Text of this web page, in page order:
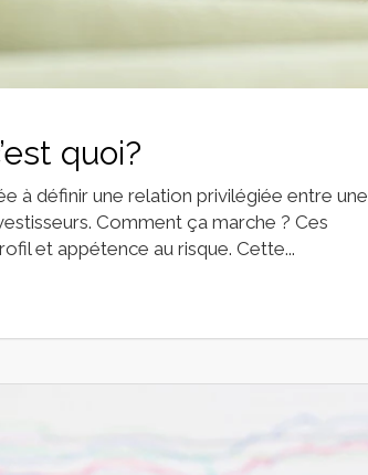
quoi?
à définir une relation privilégiée entre une
Comment ça marche ? Ces
et appétence au risque. Cette...